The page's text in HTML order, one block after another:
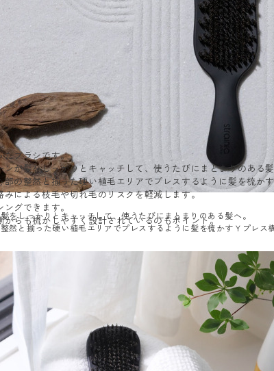
しっかりとキャッチして、使うたびにまとまりのある髪へ。
と揃った硬い植毛エリアでプレスするように髪を梳かすＹプレス
たブラシです。
が髪をしっかりとキャッチして、使うたびにまとまりのある
の整然と揃った硬い植毛エリアでプレスするように髪を梳かす
による枝毛や切れ毛のリスクを軽減します。
グできます。
らも梳かしやすく設計されているのもポイント。